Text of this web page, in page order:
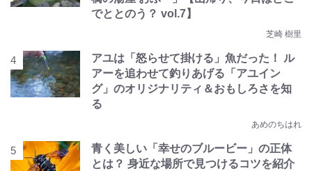
でととのう？ vol.7】
芝崎 樹里
アユは「怒らせて掛ける」魚だった！ ル
アーを追わせて釣りあげる「アユイン
グ」のオリジナリティ＆おもしろさを知
る
あめのちはれ
青く美しい「幸せのブルービー」の正体
とは？ 身近な場所で見つけるコツを紹介